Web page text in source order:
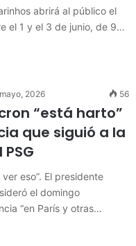
abrirá al público el
el 1 y el 3 de junio, de 9…
2026 56
“está harto”
que siguió a la
eso”. El presidente
el domingo
“en París y otras…